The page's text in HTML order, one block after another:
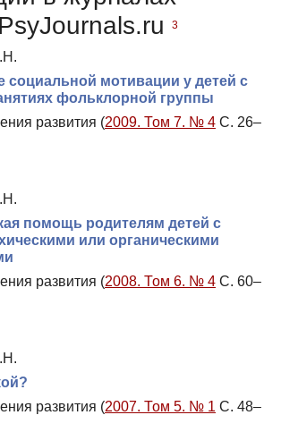
3
мотивации у детей с
фольклорной группы
развития (2009. Том 7. № 4 С. 26–
помощь родителям детей с
или органическими
развития (2008. Том 6. № 4 С. 60–
развития (2007. Том 5. № 1 С. 48–